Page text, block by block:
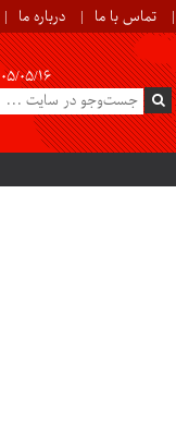
تماس با ما درباره ما
۱۴۰۵/